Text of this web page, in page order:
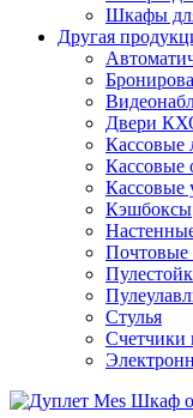
Шкафы
Другая
Двери
Кассовые
Кассовые
Кассовые
Кэшбоксы
Почтовые
Стулья
Счетчики